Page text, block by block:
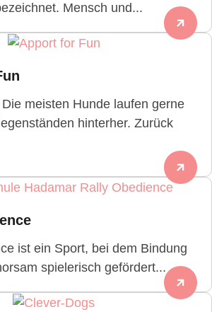
Mensch und...
meisten Hunde laufen gerne
hinterher. Zurück
ist ein Sport, bei dem Bindung
spielerisch gefördert...